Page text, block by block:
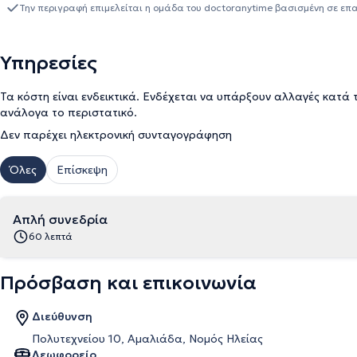
Ινστιτούτο Συμβουλευτικής και Ψυχοθεραπείας και Δίπλωμα
Ερευνητής στο Εργαστήριο Ψυχολογίας του City Unity College.
στο Rodi - Κέντρο Θεραπείας Παιδιών, Εφήβων και Οικογενειών
το 2022 - 24 υπήρξε Ψυχολόγος - Εξωτερικός Συνεργάτης στο
μέχρι και σήμερα, πέραν του ιδιωτικού του γραφείου,
Την περιγραφή επιμελείται η ομάδα του doctoranytime βασισμένη σε
Υπηρεσίες
Τα κόστη είναι ενδεικτικά. Ενδέχεται να υπάρξουν αλλαγές κατά
ανάλογα το περιστατικό.
Δεν παρέχει ηλεκτρονική συνταγογράφηση
Όλες Επίσκεψη
Απλή συνεδρία
60 λεπτά
Πρόσβαση και επικοινωνία
Διεύθυνση
Πολυτεχνείου 10, Αμαλιάδα, Νομός Ηλείας